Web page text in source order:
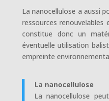
La nanocellulose a aussi
ressources renouvelables
constitue donc un
éventuelle utilisation
empreinte
La nanocellulose
La nanocellulose